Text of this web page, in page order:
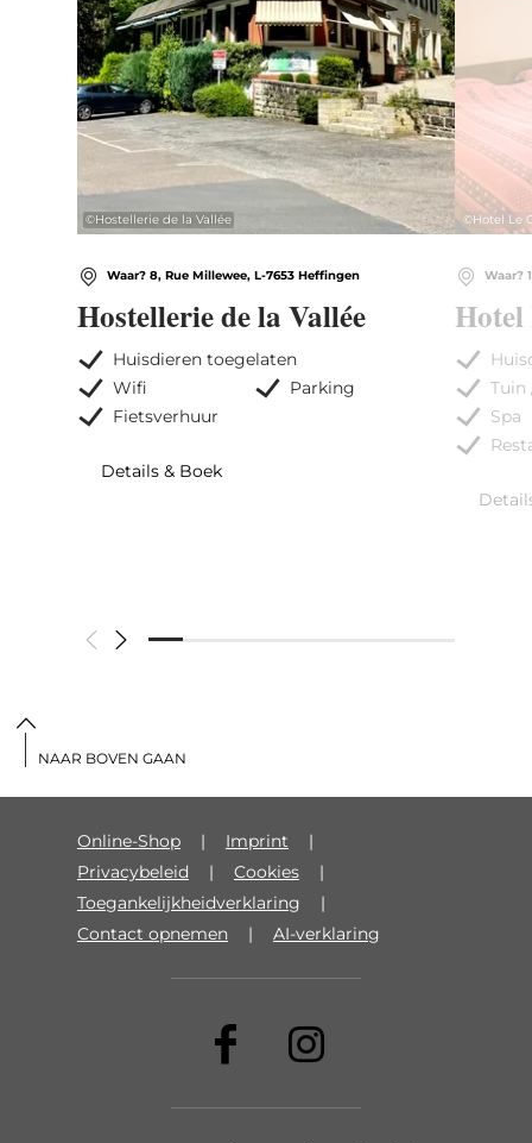
©Hostellerie de la Vallée
Waar? 8, Rue Millewee, L-7653 Heffingen
Hostellerie de la Vallée
Huisdieren toegelaten
Wifi
Parking
Fietsverhuur
Details & Boek
©Hotel Le
Waar?
Tuin
Spa
Online-Shop
Imprint
Privacybeleid
Cookies
Toegankelijkheidverklaring
Contact opnemen
AI-verklaring
NAAR BOVEN GAAN